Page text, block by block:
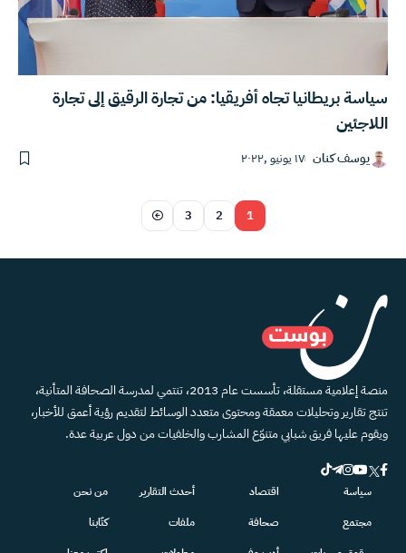
سياسة بريطانيا تجاه أفريقيا: من تجارة الرقيق إلى تجارة
اللاجئين
يوسف كنان ١٧ يونيو ,٢٠٢٢
1
2
3
منصة إعلامية مستقلة، تأسست عام 2013، تنتمي لمدرسة الصحافة المتأنية،
تنتج تقارير وتحليلات معمقة ومحتوى متعدد الوسائط لتقديم رؤية أعمق للأخبار،
ويقوم عليها فريق شبابي متنوّع المشارب والخلفيات من دول عربية عدة.
سياسة
مجتمع
اقتصاد
صحافة
أحدث التقارير
ملفات
من نحن
كتّابنا